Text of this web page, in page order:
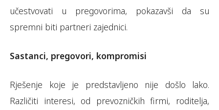
učestvovati u pregovorima, pokazavši da su
spremni biti partneri zajednici.
Sastanci, pregovori, kompromisi
Rješenje koje je predstavljeno nije došlo lako.
Različiti interesi, od prevozničkih firmi, roditelja,